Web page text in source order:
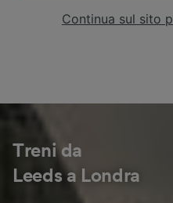
Continua sul sito
Treni da
Leeds a Londra